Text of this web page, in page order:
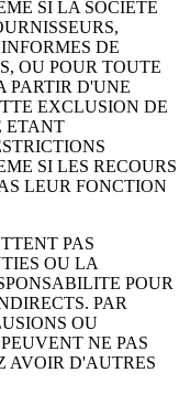
SI LA SOCIETE
DE
OU POUR TOUTE
PARTIR D'UNE
EXCLUSION DE
ETANT
SI LES RECOURS
LEUR FONCTION
PAS
OU LA
POUR
PAR
OU
NE PAS
AVOIR D'AUTRES